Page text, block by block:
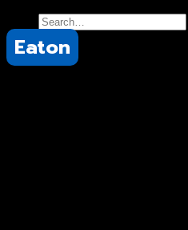
Search
for:
Eaton